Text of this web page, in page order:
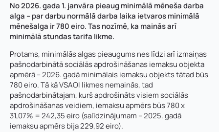
No 2026. gada 1. janvāra pieaug minimālā mēneša darba
alga – par darbu normālā darba laika ietvaros minimālā
mēnešalga ir 780 eiro. Tas nozīmē, ka mainās arī
minimālā stundas tarifa likme.
Protams, minimālās algas pieaugums nes līdzi arī izmaiņas
pašnodarbinātā sociālās apdrošināšanas iemaksu objekta
apmērā – 2026. gadā minimālais iemaksu objekts tātad būs
780 eiro. Tā kā VSAOI likmes nemainās, tad
pašnodarbinātajam, kurš apdrošināts visiem sociālās
apdrošināšanas veidiem, iemaksu apmērs būs 780 x
31,07% = 242,35 eiro (salīdzinājumam – 2025. gadā
iemaksu apmērs bija 229,92 eiro).